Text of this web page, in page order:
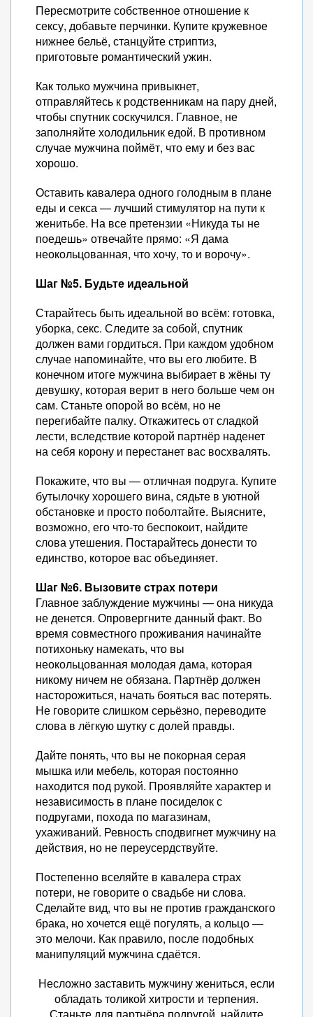
Пересмотрите собственное отношение к
сексу, добавьте перчинки. Купите кружевное
нижнее бельё, станцуйте стриптиз,
приготовьте романтический ужин.
Как только мужчина привыкнет,
отправляйтесь к родственникам на пару дней,
чтобы спутник соскучился. Главное, не
заполняйте холодильник едой. В противном
случае мужчина поймёт, что ему и без вас
хорошо.
Оставить кавалера одного голодным в плане
еды и секса — лучший стимулятор на пути к
женитьбе. На все претензии «Никуда ты не
поедешь» отвечайте прямо: «Я дама
неокольцованная, что хочу, то и ворочу».
Шаг №5. Будьте идеальной
Старайтесь быть идеальной во всём: готовка,
уборка, секс. Следите за собой, спутник
должен вами гордиться. При каждом удобном
случае напоминайте, что вы его любите. В
конечном итоге мужчина выбирает в жёны ту
девушку, которая верит в него больше чем он
сам. Станьте опорой во всём, но не
перегибайте палку. Откажитесь от сладкой
лести, вследствие которой партнёр наденет
на себя корону и перестанет вас восхвалять.
Покажите, что вы — отличная подруга. Купите
бутылочку хорошего вина, сядьте в уютной
обстановке и просто поболтайте. Выясните,
возможно, его что-то беспокоит, найдите
слова утешения. Постарайтесь донести то
единство, которое вас объединяет.
Шаг №6. Вызовите страх потери
Главное заблуждение мужчины — она никуда
не денется. Опровергните данный факт. Во
время совместного проживания начинайте
потихоньку намекать, что вы
неокольцованная молодая дама, которая
никому ничем не обязана. Партнёр должен
насторожиться, начать бояться вас потерять.
Не говорите слишком серьёзно, переводите
слова в лёгкую шутку с долей правды.
Дайте понять, что вы не покорная серая
мышка или мебель, которая постоянно
находится под рукой. Проявляйте характер и
независимость в плане посиделок с
подругами, похода по магазинам,
ухаживаний. Ревность сподвигнет мужчину на
действия, но не переусердствуйте.
Постепенно вселяйте в кавалера страх
потери, не говорите о свадьбе ни слова.
Сделайте вид, что вы не против гражданского
брака, но хочется ещё погулять, а кольцо —
это мелочи. Как правило, после подобных
манипуляций мужчина сдаётся.
Несложно заставить мужчину жениться, если
обладать толикой хитрости и терпения.